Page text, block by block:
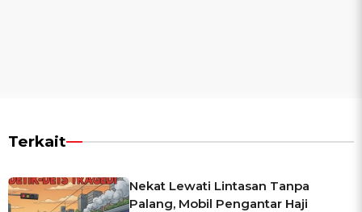
Terkait
Nekat Lewati Lintasan Tanpa
Palang, Mobil Pengantar Haji